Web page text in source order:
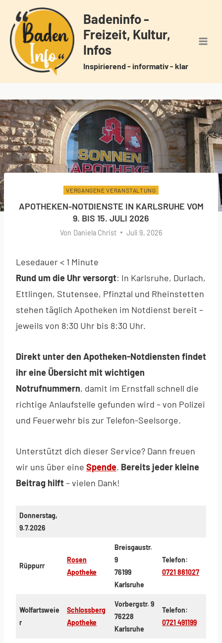
Inhalt
springen
Badeninfo -
Freizeit, Kultur,
Infos
Inspirierend - informativ - klar
VERGANGENE VERANSTALTUNG
APOTHEKEN-NOTDIENSTE IN KARLSRUHE VOM
9. BIS 15. JULI 2026
Von Daniela Christ Juli 9, 2026
Lesedauer< 1 Minute
Rund um die Uhr versorgt: In Karlsruhe, Durlach,
Ettlingen, Stutensee, Pfinztal und Rheinstetten
stehen täglich Apotheken im Notdienst bereit –
jeweils von 8:30 Uhr bis 8:30 Uhr.
Direkt unter den Apotheken-Notdiensten findet
ihr eine Übersicht mit wichtigen
Notrufnummern, damit im Ernstfall schnell die
richtige Anlaufstelle gefunden wird – von Polizei
und Feuerwehr bis zur Telefon-Seelsorge.
Unterstützt dich dieser Service? Dann freuen
wir uns über eine Spende. Bereits jeder kleine
Beitrag hilft– vielen Dank!
Donnerstag,
9.7.2026
Rüppurr
Rosen
Apotheke
Breisgaustr.
9
76199
Karlsruhe
Telefon:
0721 881027
Wolfartsweie
r
Schlossberg
Apotheke
Vorbergstr. 9
76228
Karlsruhe
Telefon:
0721 491199